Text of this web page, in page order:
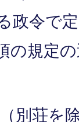
政令で
の規定
別荘を